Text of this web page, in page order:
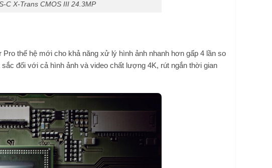
C X-Trans CMOS III 24.3MP
thế hệ mới cho khả năng xử lý hình ảnh nhanh hơn gấp 4 lần so
đối với cả hình ảnh và video chất lượng 4K, rút ngắn thời gian